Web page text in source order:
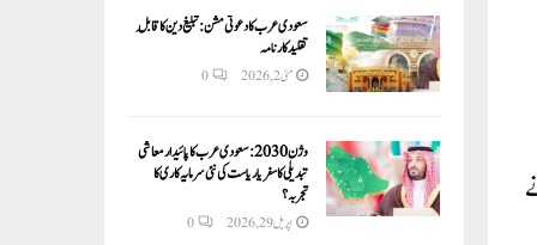
سعودی عرب کا دعوتی مشن: تبلیغ دین کا قابلِ
تقلید کارنامہ
مئی 2, 2026 0
وژن 2030:سعودی عرب کا پائیدار معاشی
تبدیلی کا سفر یا ریاست کی نئی سرمایہ کاری کا
تجربہ؟
اپریل 29, 2026 0